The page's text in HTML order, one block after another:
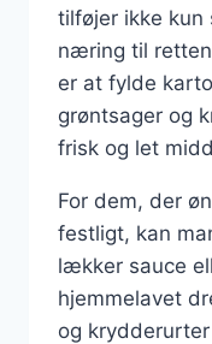
tilføjer ikke kun
næring til
er at fylde
grøntsager og
frisk og let
For dem, der
festligt, kan
lækker sauce
hjemmelavet
og